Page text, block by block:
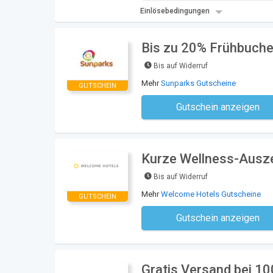
Einlösebedingungen
GUTSCHEIN
Bis zu 20%
Bis auf Widerruf
MehrSunparks Gutscheine
Gutschein anzeigen
Kein Code
GUTSCHEIN
Kurze Wellness-
Bis auf Widerruf
MehrWelcome Hotels Gutscheine
Gutschein anzeigen
Kein Code
Gratis Versand bei